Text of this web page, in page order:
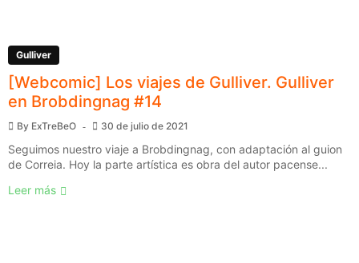
Gulliver
[Webcomic] Los viajes de Gulliver. Gulliver
en Brobdingnag #14
By ExTreBeO 30 de julio de 2021
Seguimos nuestro viaje a Brobdingnag, con adaptación al guion
de Correia. Hoy la parte artística es obra del autor pacense...
Leer más